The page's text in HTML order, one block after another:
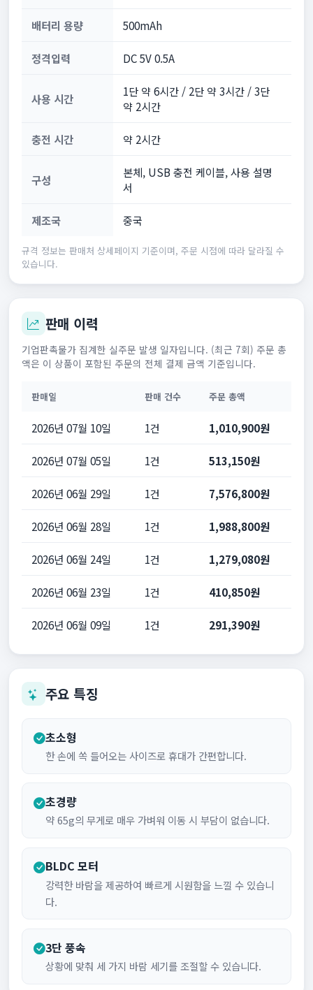
배터리 용량 500mAh
정격입력 DC 5V 0.5A
사용 시간
1단 약 6시간 / 2단 약 3시간 / 3단
약 2시간
충전 시간 약 2시간
구성
본체, USB 충전 케이블, 사용 설명
서
제조국 중국
규격 정보는 판매처 상세페이지 기준이며, 주문 시점에 따라 달라질 수
있습니다.
판매 이력
기업판촉물가 집계한 실주문 발생 일자입니다. (최근 7회) 주문 총
액은 이 상품이 포함된 주문의 전체 결제 금액 기준입니다.
판매일 판매 건수 주문 총액
2026년 07월 10일 1건 1,010,900원
2026년 07월 05일 1건 513,150원
2026년 06월 29일 1건 7,576,800원
2026년 06월 28일 1건 1,988,800원
2026년 06월 24일 1건 1,279,080원
2026년 06월 23일 1건 410,850원
2026년 06월 09일 1건 291,390원
주요 특징
초소형
한 손에 쏙 들어오는 사이즈로 휴대가 간편합니다.
초경량
약 65g의 무게로 매우 가벼워 이동 시 부담이 없습니다.
BLDC 모터
강력한 바람을 제공하여 빠르게 시원함을 느낄 수 있습니
다.
3단 풍속
상황에 맞춰 세 가지 바람 세기를 조절할 수 있습니다.